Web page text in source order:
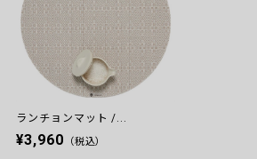
ランチョンマット /...
¥3,960 （税込）